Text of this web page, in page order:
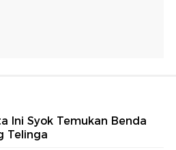
Ini Syok Temukan Benda
Telinga